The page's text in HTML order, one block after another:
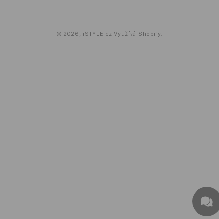
© 2026, iSTYLE.cz Využívá Shopify.